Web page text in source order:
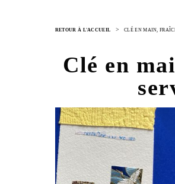
RETOUR À L'ACCUEIL > CLÉ EN MAIN,
Clé en